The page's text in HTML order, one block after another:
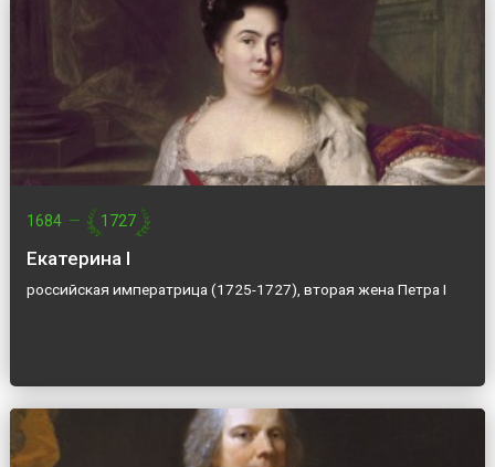
1684 — 1727
Екатерина I
российская императрица (1725-1727), вторая жена Петра I